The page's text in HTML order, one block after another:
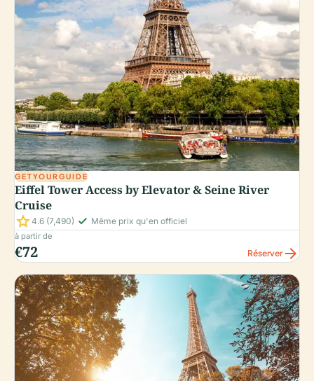
GETYOURGUIDE
Eiffel Tower Access by Elevator & Seine River
Cruise
star4.6 (7,490) check_small Même prix qu'en officiel
à partir de
€72 Réserverarrow_forward